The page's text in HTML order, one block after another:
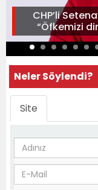
CHP’li
“Öfkemizi
Neler Söylendi?
Site